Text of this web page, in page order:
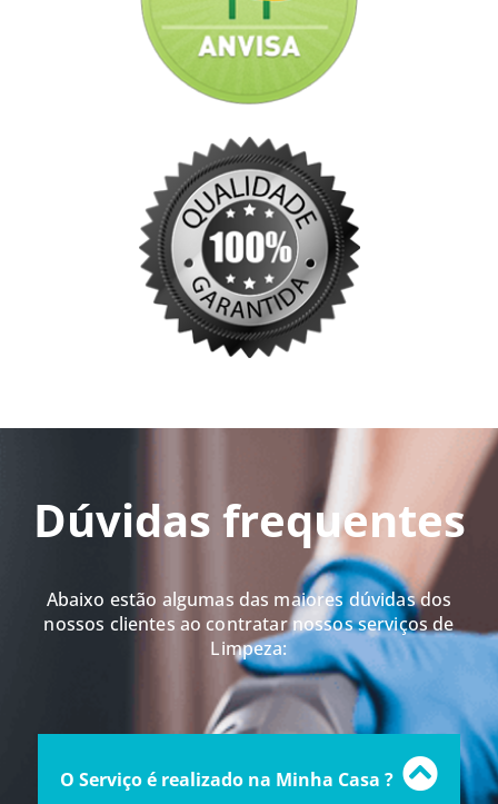
Dúvidas frequentes
Abaixo estão algumas das maiores dúvidas dos
nossos clientes ao contratar nossos serviços de
Limpeza:
O Serviço é realizado na Minha Casa ?